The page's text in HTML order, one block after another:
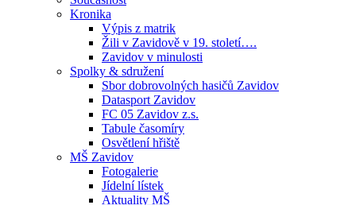
Kronika
Výpis z matrik
Žili v Zavidově v 19. století….
Zavidov v minulosti
Spolky & sdružení
Sbor dobrovolných hasičů Zavidov
Datasport Zavidov
FC 05 Zavidov z.s.
Tabule časomíry
Osvětlení hřiště
MŠ Zavidov
Fotogalerie
Jídelní lístek
Aktuality MŠ